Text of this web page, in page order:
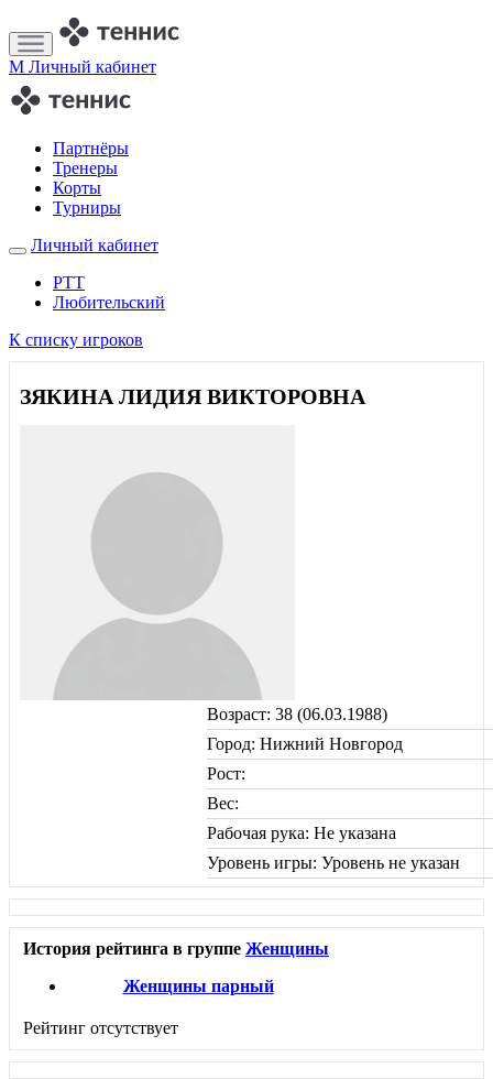
M Личный кабинет
Партнёры
Тренеры
Корты
Турниры
Личный кабинет
РТТ
Любительский
К списку игроков
ЗЯКИНА ЛИДИЯ ВИКТОРОВНА
Возраст: 38 (06.03.1988)
Город: Нижний Новгород
Рост:
Вес:
Рабочая рука: Не указана
Уровень игры: Уровень не указан
История рейтинга в группе Женщины
Женщины парный
Рейтинг отсутствует